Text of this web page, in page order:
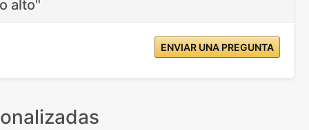
alto"
ENVIAR UNA PREGUNTA